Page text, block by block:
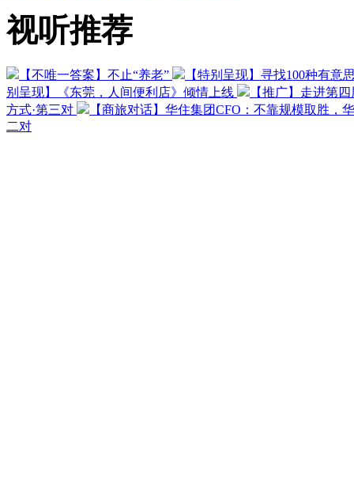
视听推荐
【不唯一答案】不止“养老”
【特别呈现】寻找100种有意
别呈现】《东莞，人间便利店》倾情上线
【推广】走进第
方式·第三对
【商旅对话】华住集团CFO：不靠规模取胜，
二对